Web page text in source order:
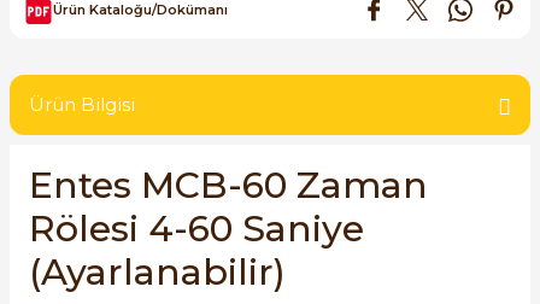
Şalterleri
SIMATIC SAFETY
SIMATIC TIA PORTAL HMI Yazılımları
SIMATIC Yazılım Paketleri
SIMOTION Hareket Kontrol Üniteleri
Ürün Kataloğu/Dokümanı
Ürün Bilgisi
Entes MCB-60 Zaman
Rölesi 4-60 Saniye
(Ayarlanabilir)